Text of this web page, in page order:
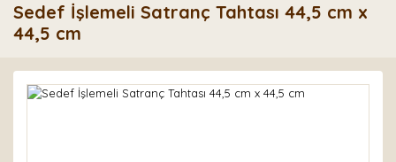
Sedef İşlemeli Satranç Tahtası 44,5 cm x
44,5 cm